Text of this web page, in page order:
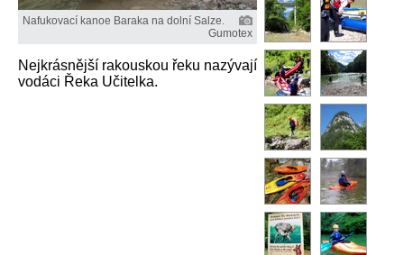
Nafukovací kanoe Baraka na dolní Salze.
Gumotex
Nejkrásnější rakouskou řeku nazývají
vodáci Řeka Učitelka.